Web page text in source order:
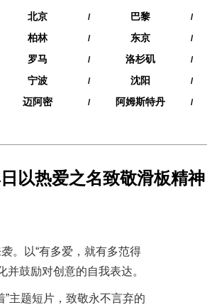
北京 / 巴黎 /
柏林 / 东京 /
罗马 / 洛杉矶 /
宁波 / 沈阳 /
迈阿密 / 阿姆斯特丹 /
以热爱之名致敬滑板精神
。以“有多爱，就有多范得
鼓励对创意的自我表达。
主题短片，致敬永不言弃的